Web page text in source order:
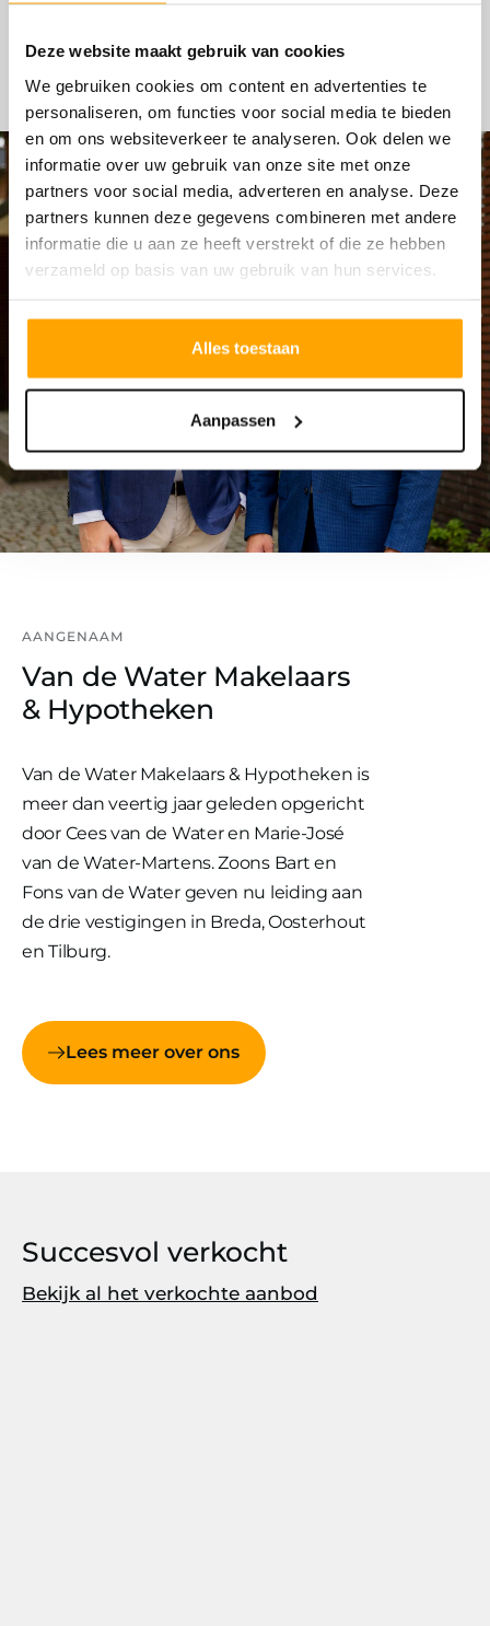
Deze website maakt gebruik van cookies
We gebruiken cookies om content en advertenties te
personaliseren, om functies voor social media te bieden
en om ons websiteverkeer te analyseren. Ook delen we
informatie over uw gebruik van onze site met onze
partners voor social media, adverteren en analyse. Deze
partners kunnen deze gegevens combineren met andere
informatie die u aan ze heeft verstrekt of die ze hebben
verzameld op basis van uw gebruik van hun services.
Alles toestaan
Aanpassen
AANGENAAM
Van de Water Makelaars
& Hypotheken
Van de Water Makelaars & Hypotheken is
meer dan veertig jaar geleden opgericht
door Cees van de Water en Marie-José
van de Water-Martens. Zoons Bart en
Fons van de Water geven nu leiding aan
de drie vestigingen in Breda, Oosterhout
en Tilburg.
Lees meer over ons
Succesvol verkocht
Bekijk al het verkochte aanbod